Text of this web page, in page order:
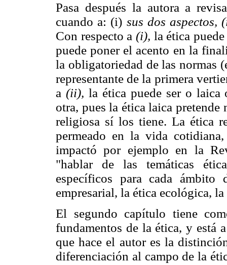
Pasa después la autora a
cuando a: (i) sus dos
Con respecto a(i), la ética
puede poner el acento en la
la obligatoriedad de las normas
representante de la primera
a (ii), la ética puede ser o laica
otra, pues la ética laica
religiosa sí los tiene. La ética
permeado en la vida
impactó por ejemplo en la
"hablar de las temáticas
específicos para cada
empresarial, la ética ecológica,
El segundo capítulo tiene
fundamentos de la ética, y está
que hace el autor es la
diferenciación al campo de la